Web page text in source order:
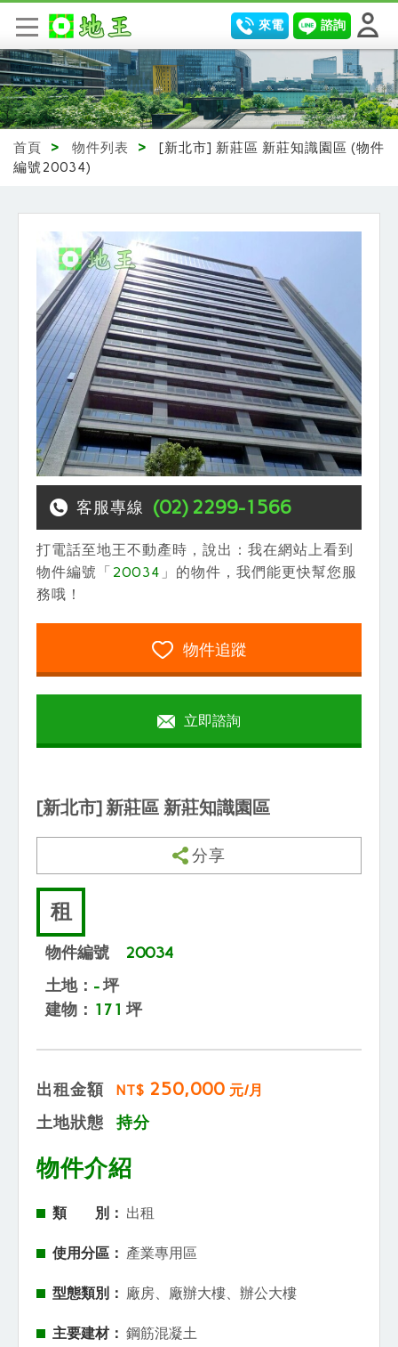
諮詢
來電
首頁 > 物件列表 >
[新北市] 新莊區 新莊知識園區 (物件
編號20034)
客服專線 (02) 2299-1566
打電話至地王不動產時，說出：我在網站上看到
物件編號「 20034 」的物件，我們能更快幫您服
務哦！
物件追蹤
立即諮詢
[新北市] 新莊區 新莊知識園區
分享
租
物件編號 20034
土地： -坪
建物： 171坪
出租金額 NT$ 250,000 元/月
土地狀態 持分
物件介紹
類 別： 出租
使用分區： 產業專用區
型態類別： 廠房、廠辦大樓、辦公大樓
主要建材： 鋼筋混凝土